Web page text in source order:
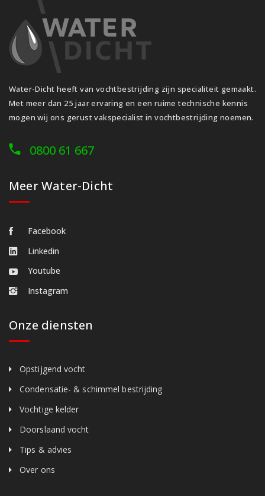
Water-Dicht heeft van vochtbestrijding zijn specialiteit gemaakt.
Met meer dan 25 jaar ervaring en een ruime technische kennis
mogen wij ons gerust vakspecialist in vochtbestrijding noemen.
0800 61 667
Meer Water-Dicht
Facebook
Linkedin
Youtube
Instagram
Onze diensten
Opstijgend vocht
Condensatie- & schimmel bestrijding
Vochtige kelder
Doorslaand vocht
Tips & advies
Over ons